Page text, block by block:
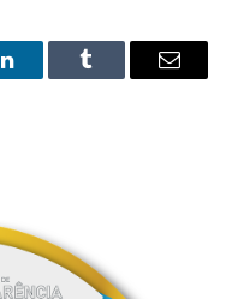
LinkedInTumblr Email